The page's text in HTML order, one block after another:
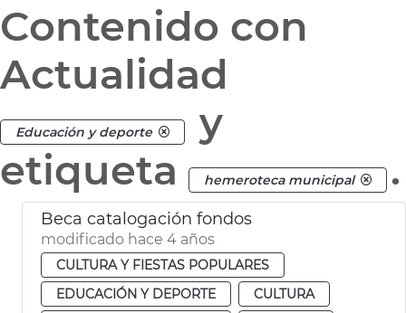
Contenido con
Actualidad
Educación y deporte
y
etiqueta
hemeroteca municipal .
Beca catalogación fondos
modificado hace 4 años
CULTURA Y FIESTAS POPULARES
EDUCACIÓN Y DEPORTE
CULTURA